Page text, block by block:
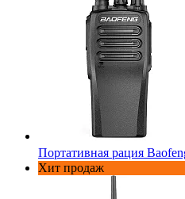
Портативная рация
Хит продаж